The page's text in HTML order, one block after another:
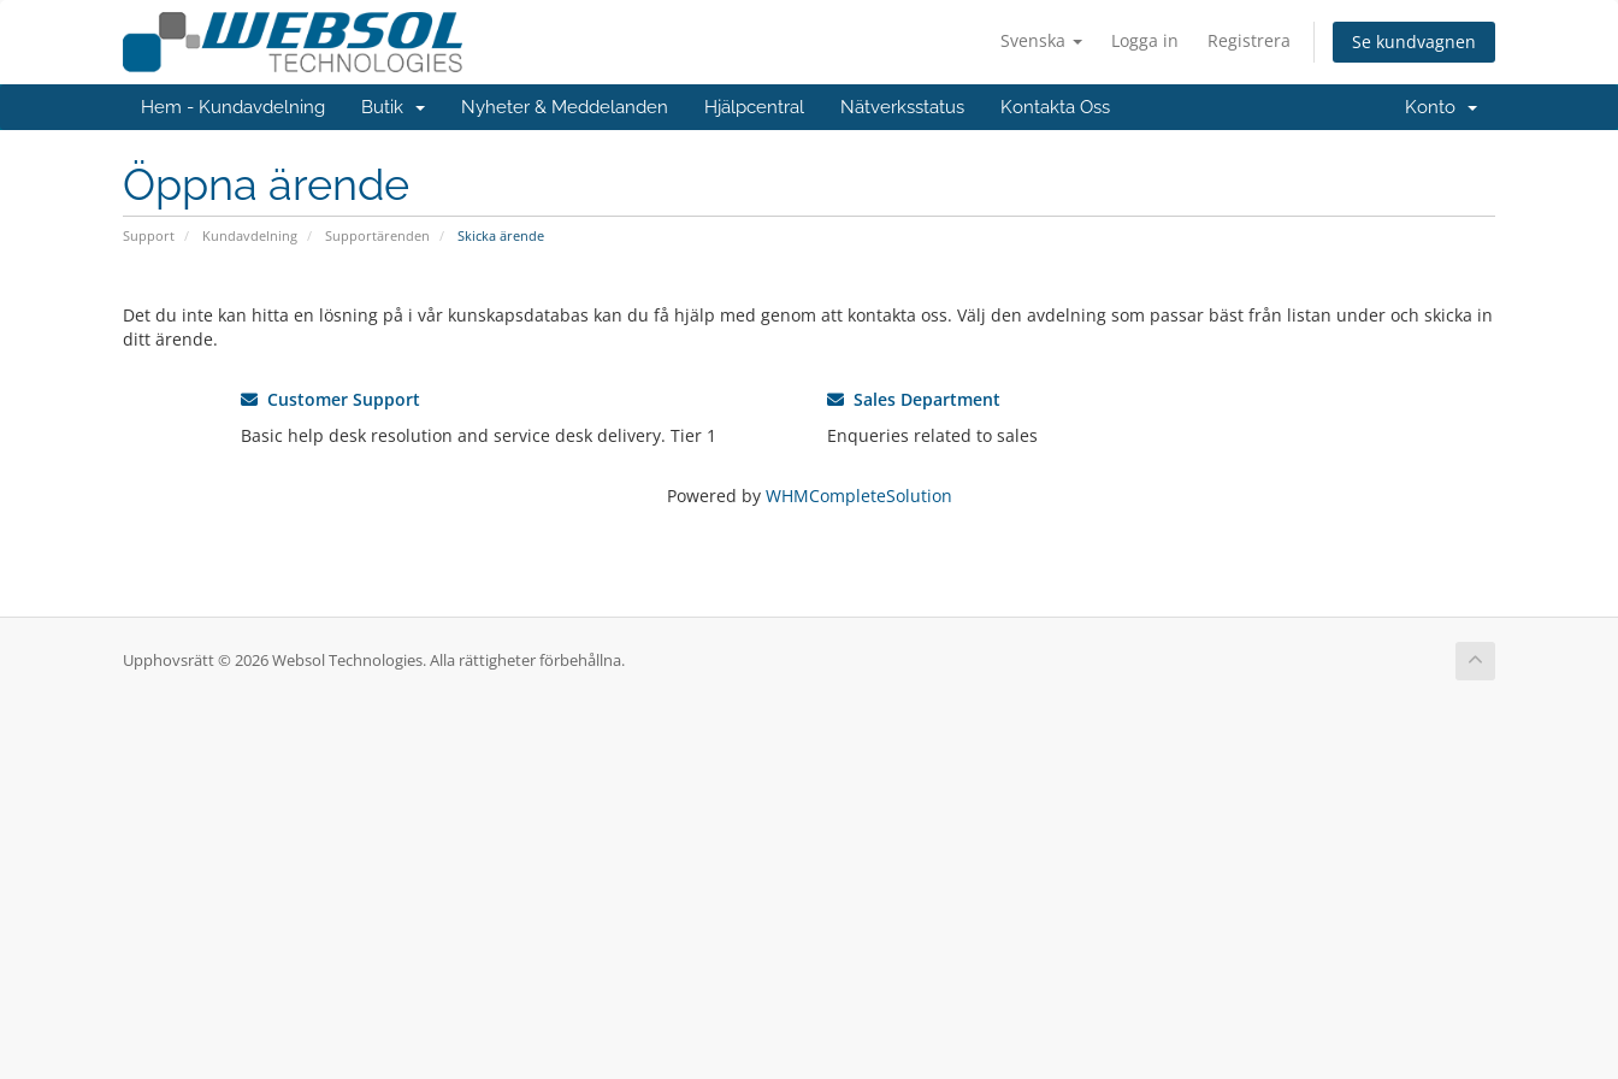
Svenska Logga in Registrera Se kundvagnen
Hem - Kundavdelning Butik Nyheter & Meddelanden Hjälpcentral Nätverksstatus Kontakta Oss Konto
Öppna ärende
Support Kundavdelning Supportärenden Skicka ärende
Det du inte kan hitta en lösning på i vår kunskapsdatabas kan du få hjälp med genom att kontakta oss. Välj den avdelning som passar bäst från listan under och skicka in
ditt ärende.
Customer Support
Basic help desk resolution and service desk delivery. Tier 1
Sales Department
Enqueries related to sales
Powered by WHMCompleteSolution
Upphovsrätt © 2026 Websol Technologies. Alla rättigheter förbehållna.